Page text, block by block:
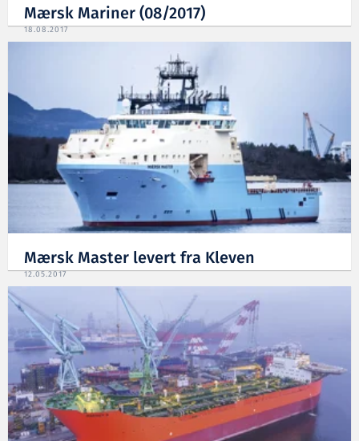
Mærsk Mariner (08/2017)
18.08.2017
Mærsk Master levert fra Kleven
12.05.2017